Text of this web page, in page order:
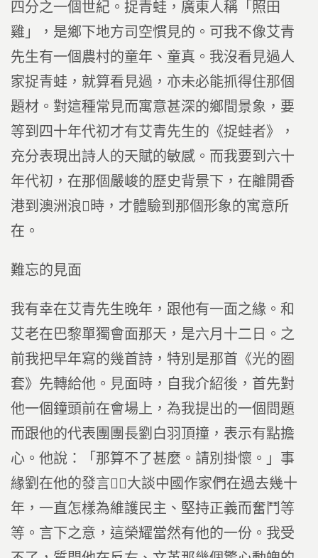
四分之一個世紀。捉青蛙，廣東人稱「照田
雞」，是鄉下地方司空慣見的。可我不像艾青
先生有一個農村的童年、童真。我沒看見過人
家捉青蛙，就算看見過，亦未必能抓得住那個
題材。對這種常見而寓意甚深的鄉間景象，要
等到四十年代初才有艾青先生的《捉蛙者》，
充分表現出詩人的天賦的敏感。而我要到六十
年代初，在那個嚴峻的歷史背景下，在離開香
港到澳洲浪時，才體驗到那個形象的寓意所
在。
難忘的見面
我有幸在艾青先生晚年，跟他有一面之緣。和
艾老在巴黎單獨會面那天，是六月十二日。之
前我把早年寫的幾首詩，特別是那首《光的圈
套》先轉給他。見面時，自我介紹後，首先對
他一個鐘頭前在會場上，為我提出的一個問題
而跟他的代表團團長劉白羽頂撞，表示有點擔
心。他說：「那算不了甚麼。請別掛懷。」事
緣劉在他的發言，大談中國作家們在過去幾十
年，一直怎樣為維護民主、堅持正義而奮鬥等
等。言下之意，這榮耀當然有他的一份。我受